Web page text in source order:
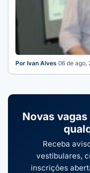
Por Ivan Alves·06 de ago,
Novas
Receba
vestibulares,
inscrições